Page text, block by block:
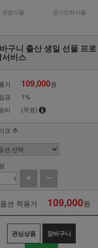
관엽식물 공기정화식물
구니 출산 생일 선물 프로
비스
가 109,000원
금
1%
비
(무료)
크 추
옵션 적용가 109,000원
관심상품 장바구니